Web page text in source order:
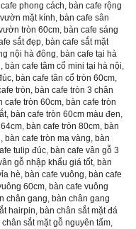
phong cách, bàn cafe rộng
mặt kính, bàn cafe sân
tròn 60cm, bàn cafe sáng
sắt đẹp, bàn cafe sắt mặt
nội hà đông, bàn cafe tại hà
, bàn cafe tâm cổ mini tại hà nội,
, bàn cafe tân cổ tròn 60cm,
tròn, bàn cafe tròn 3 chân
cafe tròn 60cm, bàn cafe tròn
, bàn cafe tròn 60cm màu đen,
, bàn cafe tròn 80cm, bàn
, bàn cafe tròn mạ vàng, bàn
tulip đúc, bàn cafe vân gỗ 3
gỗ nhập khẩu giá tốt, bàn
hè, bàn cafe vuông, bàn cafe
60cm, bàn cafe vuông
chân gang, bàn chân gang
hairpin, bàn chân sắt mặt đá
chân sắt mặt gỗ nguyên tấm,